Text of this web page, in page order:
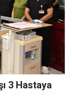
3 Hastaya